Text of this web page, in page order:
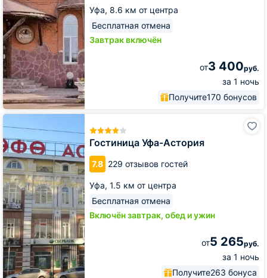
Уфа, 8.6 км от центра
Бесплатная отмена
Завтрак включён
от3 400руб.
за 1 ночь
Получите170 бонусов
Гостиница Уфа-Астория
7.8 229 отзывов гостей
Уфа, 1.5 км от центра
Бесплатная отмена
Включён завтрак, обед и ужин
от5 265руб.
за 1 ночь
Получите263 бонуса
Гостиница
Уфа-
Астория